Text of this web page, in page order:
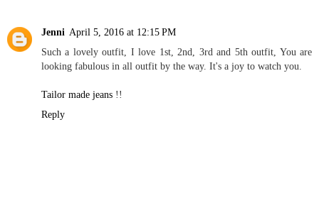
Jenni April 5, 2016 at 12:15 PM
Such a lovely outfit, I love 1st, 2nd, 3rd and 5th outfit, You are
looking fabulous in all outfit by the way. It's a joy to watch you.
Tailor made jeans !!
Reply